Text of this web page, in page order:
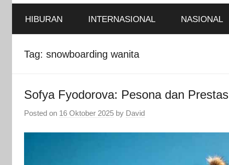
HIBURAN INTERNASIONAL NASIONAL
Tag: snowboarding wanita
Sofya Fyodorova: Pesona dan
Posted on 16 Oktober 2025 by David